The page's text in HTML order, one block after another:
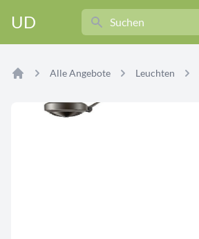
UD
Search
Alle Angebote Leuchten